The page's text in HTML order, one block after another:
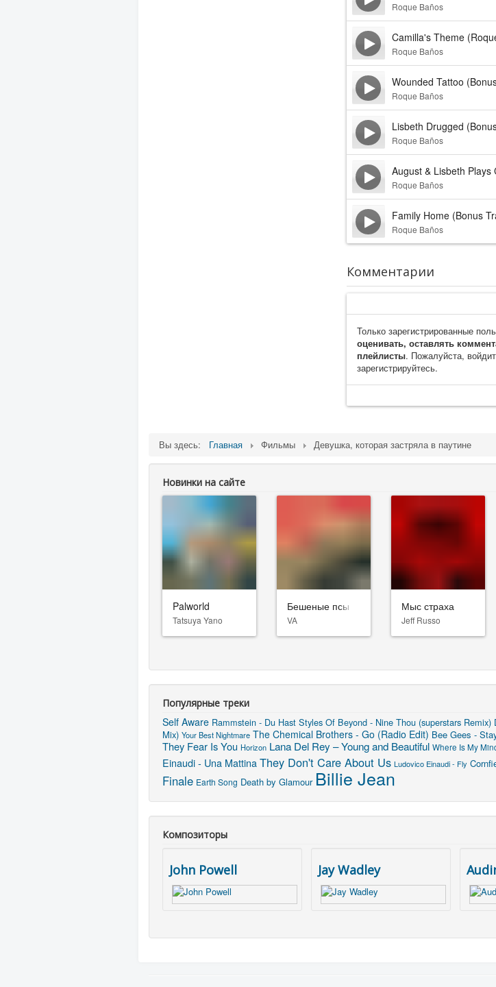
Roque Baños
Camilla's Theme
Roque Baños
Wounded Tattoo (Bonus
Roque Baños
Lisbeth Drugged (Bonus
Roque Baños
August & Lisbeth Plays
Roque Baños
Family Home (Bonus
Roque Baños
Комментарии
Только зарегистрированные
оценивать, оставлять
плейлисты. Пожалуйста,
зарегистрируйтесь.
Вы здесь: Главная Фильмы Девушка, которая застряла в паутине
Новинки на сайте
Palworld
Tatsuya Yano
Бешеные псы
VA
Мыс страха
Jeff Russo
Популярные треки
Self Aware Rammstein - Du Hast Styles Of Beyond - Nine Thou (superstars Remix)
Mix) Your Best Nightmare The Chemical Brothers - Go (Radio Edit) Bee Gees -
They Fear Is You Horizon Lana Del Rey – Young and Beautiful Where Is My
Einaudi - Una MattinaThey Don't Care About Us Ludovico Einaudi - Fly
Finale Earth Song Death by Glamour Billie Jean
Композиторы
John Powell Jay Wadley